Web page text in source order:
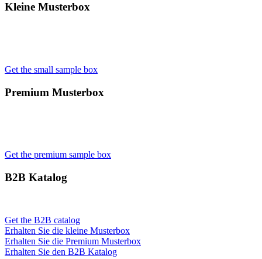
Kleine Musterbox
Get the small sample box
Premium Musterbox
Get the premium sample box
B2B Katalog
Get the B2B catalog
Erhalten Sie die kleine Musterbox
Erhalten Sie die Premium Musterbox
Erhalten Sie den B2B Katalog